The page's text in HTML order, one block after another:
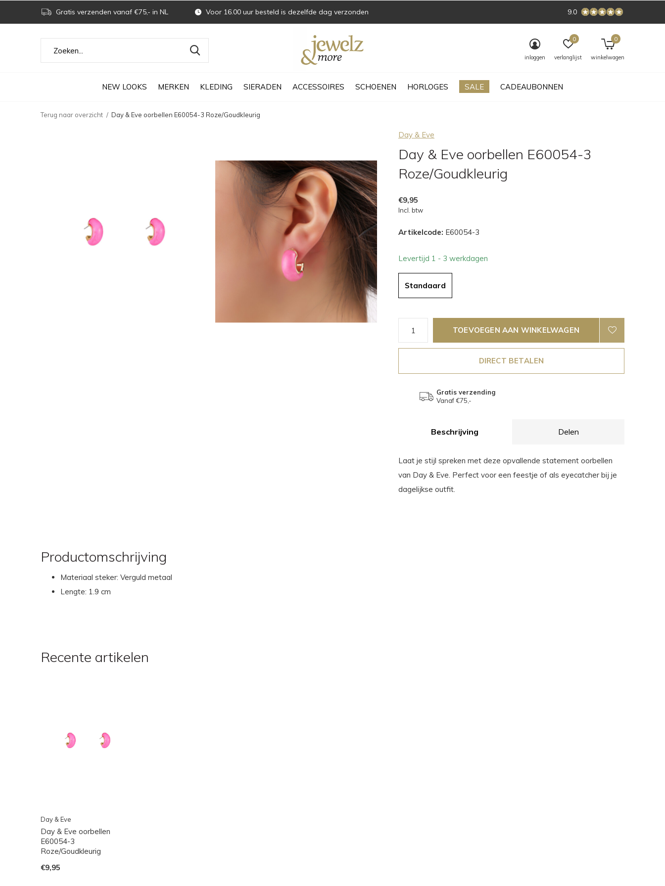
NEW LOOKS MERKEN KLEDING SIERADEN ACCESSOIRES SCHOENEN HORLOGES SALE CADEAUBONNEN
inloggen verlanglijst
0
winkelwagen
0
Gratis verzenden vanaf €75,- in NL Voor 16.00 uur besteld is dezelfde dag verzonden 9.0
Terug naar overzicht Day & Eve oorbellen E60054-3 Roze/Goudkleurig
Day & Eve
Day & Eve oorbellen E60054-3
Roze/Goudkleurig
€9,95
Incl. btw
Artikelcode: E60054-3
Levertijd 1 - 3 werkdagen
Standaard
TOEVOEGEN AAN WINKELWAGEN
DIRECT BETALEN
Gratis verzending
Vanaf €75,-
Beschrijving Delen
Laat je stijl spreken met deze opvallende statement oorbellen
van Day & Eve. Perfect voor een feestje of als eyecatcher bij je
dagelijkse outfit.
Productomschrijving
Materiaal steker: Verguld metaal
Lengte: 1.9 cm
Recente artikelen
Day & Eve
Day & Eve oorbellen
E60054-3
Roze/Goudkleurig
€9,95